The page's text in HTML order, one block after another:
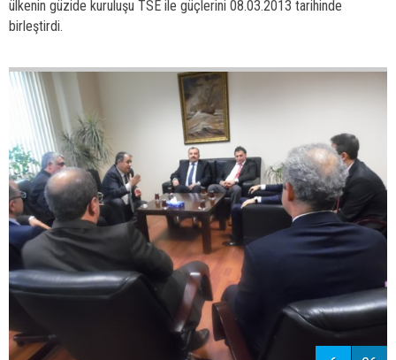
Gemi Mühendisleri Odası tarafından
1962 yılında kurulan Türk Loydu; ve
ülkenin güzide kuruluşu TSE ile güçlerini 08.03.2013 tarihinde
birleştirdi.